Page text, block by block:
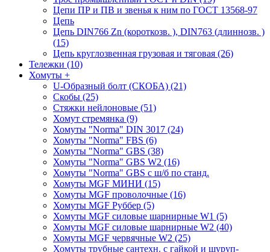
Цепи ПР и ПВ и звенья к ним по ГОСТ 13568-97
Цепь
Цепь DIN766 Zn (короткозв. ), DIN763 (длиннозв. )
(15)
Цепь круглозвенная грузовая и тяговая (26)
Тележки (10)
Хомуты +
U-Образный болт (СКОБА) (21)
Скобы (25)
Стяжки нейлоновые (51)
Хомут стремянка (9)
Хомуты "Norma" DIN 3017 (24)
Хомуты "Norma" FBS (6)
Хомуты "Norma" GBS (38)
Хомуты "Norma" GBS W2 (16)
Хомуты "Norma" GBS с ш/б по станд.
Хомуты MGF МИНИ (15)
Хомуты MGF проволочные (16)
Хомуты MGF Руббер (5)
Хомуты MGF силовые шарнирные W1 (5)
Хомуты MGF силовые шарнирные W2 (40)
Хомуты MGF червячные W2 (25)
Хомуты трубные сантехн. с гайкой и шуруп-